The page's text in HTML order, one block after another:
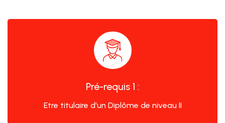
Pré-requis 1 :
Etre titulaire d'un Diplôme de niveau II